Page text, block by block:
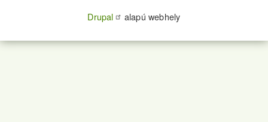
Drupal alapú webhely